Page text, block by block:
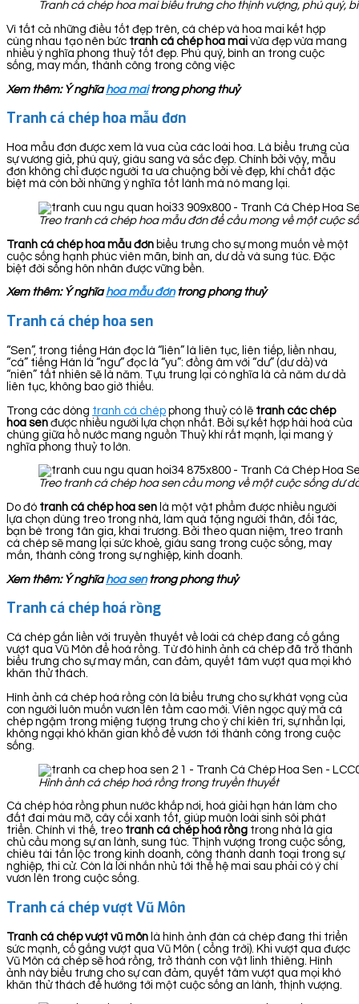
Tranh cá chép hoa mai biểu trưng cho thịnh vượng, phú quý,
Vì tất cả những điều tốt đẹp trên, cá chép và hoa mai kết hợp
cùng nhau tạo nên bức tranh cá chép hoa mai vừa đẹp vừa mang
nhiều ý nghĩa phong thuỷ tốt đẹp. Phú quý, bình an trong cuộc
sống, may mắn, thành công trong công việc
Xem thêm: Ý nghĩahoa maitrong phong thuỷ
Tranh cá chép hoa mẫu đơn
Hoa mẫu đơn được xem là vua của các loài hoa. Là biểu trưng của
sự vương giả, phú quý, giàu sang và sắc đẹp. Chính bởi vậy, mẫu
đơn không chỉ được người ta ưa chuộng bởi vẻ đẹp, khí chất đặc
biệt mà còn bởi những ý nghĩa tốt lành mà nó mang lại.
Treo tranh cá chép hoa mẫu đơn để cầu mong về một cuộc
Tranh cá chép hoa mẫu đơn biểu trưng cho sự mong muốn về một
cuộc sống hạnh phúc viên mãn, bình an, dư dả và sung túc. Đặc
biệt đời sống hôn nhân được vững bền.
Xem thêm: Ý nghĩahoa mẫu đơntrong phong thuỷ
Tranh cá chép hoa sen
“Sen”, trong tiếng Hán đọc là “liên” là liên tục, liên tiếp, liền nhau,
“cá” tiếng Hán là “ngư” đọc là “yu”: đồng âm với “dư” (dư dả) và
“niên” tất nhiên sẽ là năm. Tựu trung lại có nghĩa là cả năm dư dả
liên tục, không bao giờ thiếu.
Trong các dòng tranh cá chép phong thuỷ có lẽ tranh các chép
hoa sen được nhiều người lựa chọn nhất. Bởi sự kết hợp hài hoà của
chúng giữa hồ nước mang nguồn Thuỷ khí rất mạnh, lại mang ý
nghĩa phong thuỷ to lớn.
Treo tranh cá chép hoa sen cầu mong về một cuộc sống dư
Do đó tranh cá chép hoa sen là một vật phẩm được nhiều người
lựa chọn dùng treo trong nhà, làm quà tặng người thân, đối tác,
bạn bè trong tân gia, khai trương. Bởi theo quan niệm, treo tranh
cá chép sẽ mang lại sức khoẻ, giàu sang trong cuộc sống, may
mắn, thành công trong sự nghiệp, kinh doanh.
Xem thêm: Ý nghĩahoa sentrong phong thuỷ
Tranh cá chép hoá rồng
Cá chép gắn liền với truyền thuyết về loài cá chép đang cố gắng
vượt qua Vũ Môn để hoá rồng. Từ đó hình ảnh cá chép đã trở thành
biểu trưng cho sự may mắn, can đảm, quyết tâm vượt qua mọi khó
khăn thử thách.
Hình ảnh cá chép hoá rồng còn là biểu trưng cho sự khát vọng của
con người luôn muốn vươn lên tầm cao mới. Viên ngọc quý mà cá
chép ngậm trong miệng tượng trưng cho ý chí kiên trì, sự nhẫn lại,
không ngại khó khăn gian khổ để vươn tới thành công trong cuộc
sống.
Hình ảnh cá chép hoá rồng trong truyền thuyết
Cá chép hóa rồng phun nước khắp nơi, hoá giải hạn hán làm cho
đất đai màu mỡ, cây cối xanh tốt, giúp muôn loài sinh sôi phát
triển. Chính vì thế, treo tranh cá chép hoá rồng trong nhà là gia
chủ cầu mong sự an lành, sung túc. Thịnh vượng trong cuộc sống,
chiêu tài tấn lộc trong kinh doanh, công thành danh toại trong sự
nghiệp, thi cử. Còn là lời nhắn nhủ tới thế hệ mai sau phải có ý chí
vươn lên trong cuộc sống.
Tranh cá chép vượt Vũ Môn
Tranh cá chép vượt vũ môn là hình ảnh đàn cá chép đang thi triển
sức mạnh, cố gắng vượt qua Vũ Môn ( cổng trời). Khi vượt qua được
Vũ Môn cá chép sẽ hoá rồng, trở thành con vật linh thiêng. Hình
ảnh này biểu trưng cho sự can đảm, quyết tâm vượt qua mọi khó
khăn thử thách để hướng tới một cuộc sống an lành, thịnh vượng.